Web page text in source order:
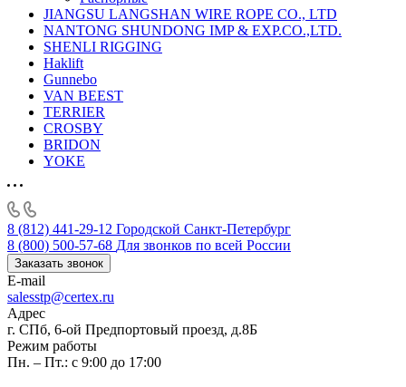
JIANGSU LANGSHAN WIRE ROPE CO., LTD
NANTONG SHUNDONG IMP & EXP.CO.,LTD.
SHENLI RIGGING
Haklift
Gunnebo
VAN BEEST
TERRIER
CROSBY
BRIDON
YOKE
8 (812) 441-29-12 Городской Санкт-Петербург
8 (800) 500-57-68 Для звонков по всей России
Заказать звонок
E-mail
salesstp@certex.ru
Адрес
г. СПб, 6-ой Предпортовый проезд, д.8Б
Режим работы
Пн. – Пт.: с 9:00 до 17:00